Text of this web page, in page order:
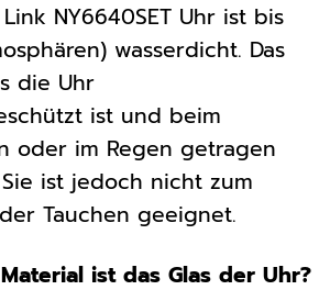
NY6640SET Uhr ist bis
wasserdicht. Das
die Uhr
ist und beim
oder im Regen getragen
ist jedoch nicht zum
Tauchen geeignet.
ist das Glas der Uhr?